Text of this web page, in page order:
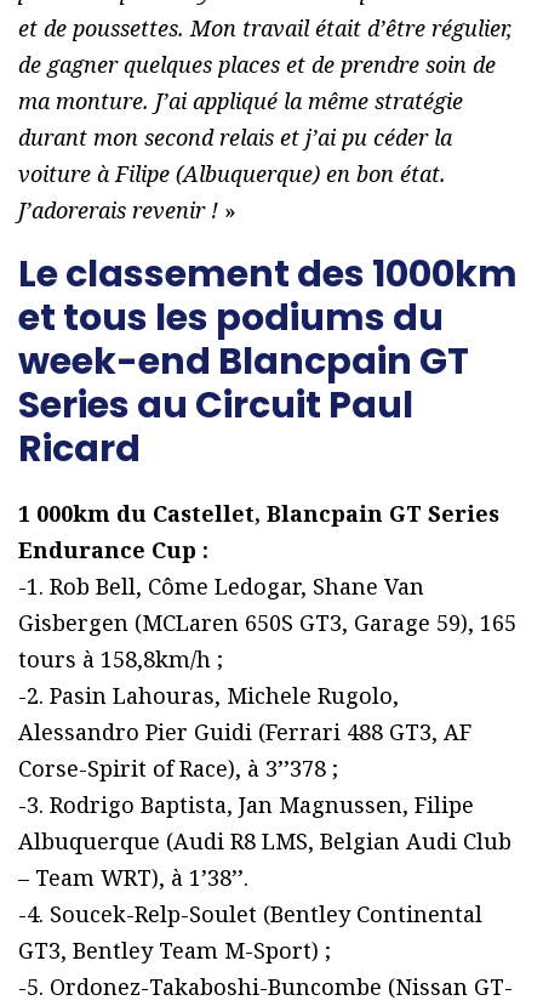
et de poussettes. Mon travail était d’être régulier,
de gagner quelques places et de prendre soin de
ma monture. J’ai appliqué la même stratégie
durant mon second relais et j’ai pu céder la
voiture à Filipe (Albuquerque) en bon état.
J’adorerais revenir ! »
Le classement des 1000km
et tous les podiums du
week-end Blancpain GT
Series au Circuit Paul
Ricard
1 000km du Castellet, Blancpain GT Series
Endurance Cup :
-1. Rob Bell, Côme Ledogar, Shane Van
Gisbergen (MCLaren 650S GT3, Garage 59), 165
tours à 158,8km/h ;
-2. Pasin Lahouras, Michele Rugolo,
Alessandro Pier Guidi (Ferrari 488 GT3, AF
Corse-Spirit of Race), à 3’’378 ;
-3. Rodrigo Baptista, Jan Magnussen, Filipe
Albuquerque (Audi R8 LMS, Belgian Audi Club
– Team WRT), à 1’38’’.
-4. Soucek-Relp-Soulet (Bentley Continental
GT3, Bentley Team M-Sport) ;
-5. Ordonez-Takaboshi-Buncombe (Nissan GT-